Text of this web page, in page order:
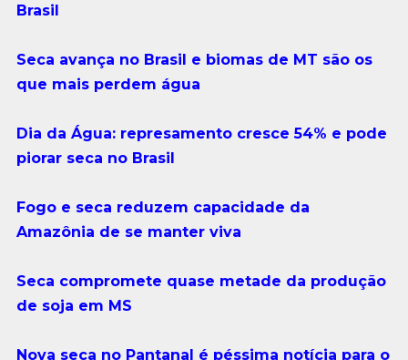
Brasil
Seca avança no Brasil e biomas de MT são os
que mais perdem água
Dia da Água: represamento cresce 54% e pode
piorar seca no Brasil
Fogo e seca reduzem capacidade da
Amazônia de se manter viva
Seca compromete quase metade da produção
de soja em MS
Nova seca no Pantanal é péssima notícia para o